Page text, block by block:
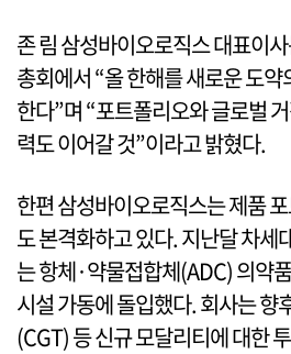
존 림 삼성바이오로직스 대표이
총회에서 “올 한해를 새로운 도
한다”며 “포트폴리오와 글로벌
력도 이어갈 것”이라고 밝혔다.
한편 삼성바이오로직스는 제품
도 본격화하고 있다. 지난달 차세
는 항체·약물접합체(ADC) 의약
시설 가동에 돌입했다. 회사는 향
(CGT) 등 신규 모달리티에 대한